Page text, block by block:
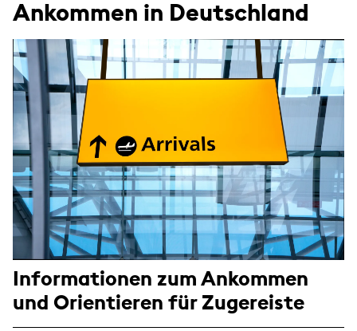
Ankommen in Deutschland
Informationen zum Ankommen
und Orientieren für Zugereiste